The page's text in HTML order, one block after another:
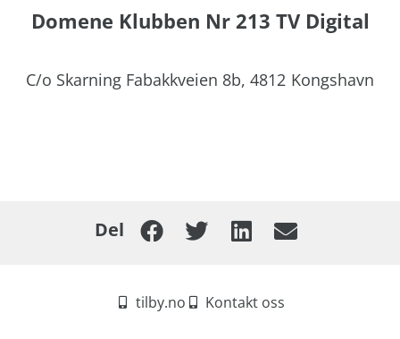
Domene Klubben Nr 213 TV Digital
C/o Skarning Fabakkveien 8b, 4812 Kongshavn
Del
tilby.no Kontakt oss